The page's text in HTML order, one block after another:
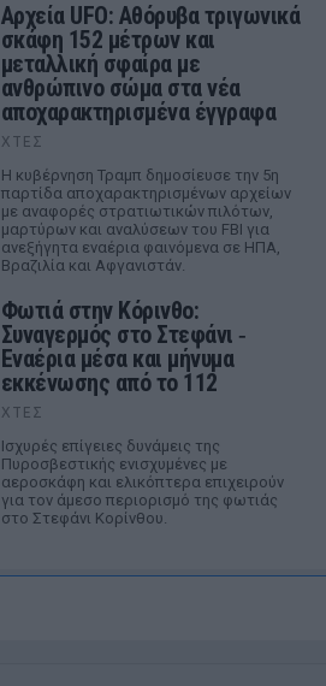
Αρχεία UFO: Αθόρυβα τριγωνικά
σκάφη 152 μέτρων και
μεταλλική σφαίρα με
ανθρώπινο σώμα στα νέα
αποχαρακτηρισμένα έγγραφα
ΧΤΕΣ
Η κυβέρνηση Τραμπ δημοσίευσε την 5η
παρτίδα αποχαρακτηρισμένων αρχείων
με αναφορές στρατιωτικών πιλότων,
μαρτύρων και αναλύσεων του FBI για
ανεξήγητα εναέρια φαινόμενα σε ΗΠΑ,
Βραζιλία και Αφγανιστάν.
Φωτιά στην Κόρινθο:
Συναγερμός στο Στεφάνι ‑
Εναέρια μέσα και μήνυμα
εκκένωσης από το 112
ΧΤΕΣ
Ισχυρές επίγειες δυνάμεις της
Πυροσβεστικής ενισχυμένες με
αεροσκάφη και ελικόπτερα επιχειρούν
για τον άμεσο περιορισμό της φωτιάς
στο Στεφάνι Κορίνθου.